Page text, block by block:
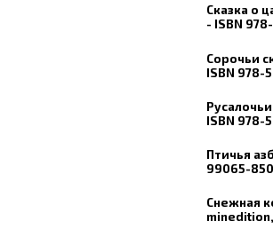
Сказка о
- ISBN
Сорочьи
ISBN 978-
ISBN 978-
Птичья
99065-
Снежная